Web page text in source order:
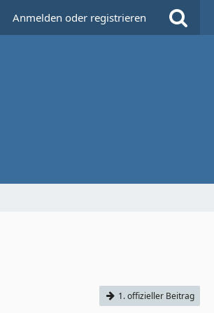
Anmelden oder registrieren
1. offizieller Beitrag